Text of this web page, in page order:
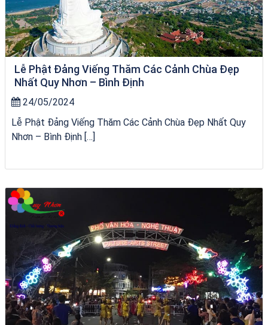
Lễ Phật Đảng Viếng Thăm Các Cảnh Chùa Đẹp
Nhất Quy Nhơn – Bình Định
24/05/2024
Lễ Phật Đảng Viếng Thăm Các Cảnh Chùa Đẹp Nhất Quy
Nhơn – Bình Định […]